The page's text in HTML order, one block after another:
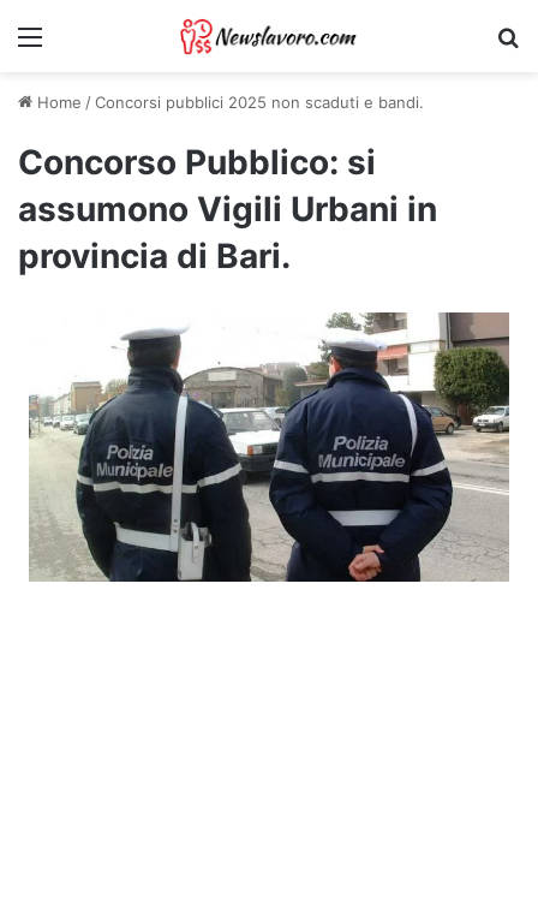
Menu
Home /Concorsi pubblici 2025 non scaduti e bandi.
Concorso Pubblico: si
assumono Vigili Urbani in
provincia di Bari.